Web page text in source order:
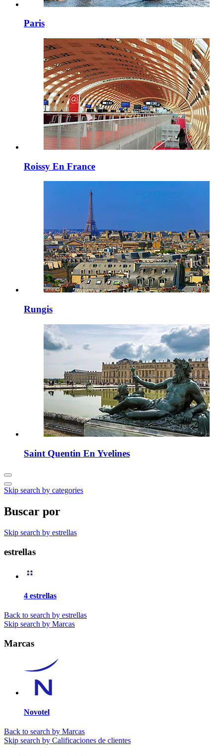
Paris
Roissy En France
Rungis
Saint Quentin En Yvelines
Skip search by categories
Buscar por
Skip search by estrellas
estrellas
4 estrellas
Back to search by estrellas
Skip search by Marcas
Marcas
Novotel
Back to search by Marcas
Skip search by Calificaciones de clientes